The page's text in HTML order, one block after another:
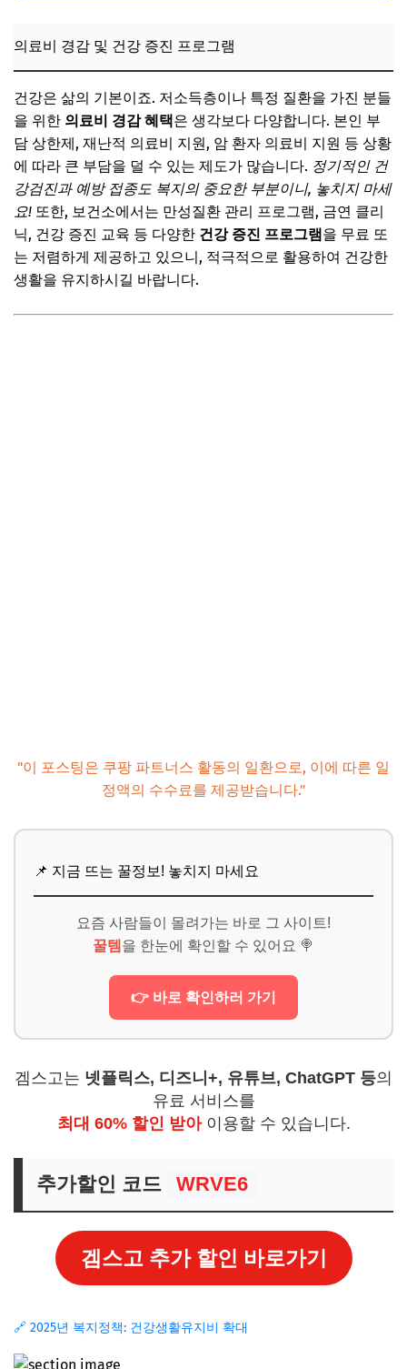
의료비 경감 및 건강 증진 프로그램
건강은 삶의 기본이죠. 저소득층이나 특정 질환을 가진 분들
을 위한 의료비 경감 혜택은 생각보다 다양합니다. 본인 부
담 상한제, 재난적 의료비 지원, 암 환자 의료비 지원 등 상황
에 따라 큰 부담을 덜 수 있는 제도가 많습니다. 정기적인 건
강검진과 예방 접종도 복지의 중요한 부분이니, 놓치지 마세
요! 또한, 보건소에서는 만성질환 관리 프로그램, 금연 클리
닉, 건강 증진 교육 등 다양한 건강 증진 프로그램을 무료 또
는 저렴하게 제공하고 있으니, 적극적으로 활용하여 건강한
생활을 유지하시길 바랍니다.
"이 포스팅은 쿠팡 파트너스 활동의 일환으로, 이에 따른 일
정액의 수수료를 제공받습니다."
📌 지금 뜨는 꿀정보! 놓치지 마세요
요즘 사람들이 몰려가는 바로 그 사이트!
꿀템 을 한눈에 확인할 수 있어요 🍭
👉 바로 확인하러 가기
겜스고는 넷플릭스, 디즈니+, 유튜브, ChatGPT 등의
유료 서비스를
최대 60% 할인 받아이용할 수 있습니다.
추가할인 코드 WRVE6
겜스고 추가 할인 바로가기
🔗 2025년 복지정책: 건강생활유지비 확대